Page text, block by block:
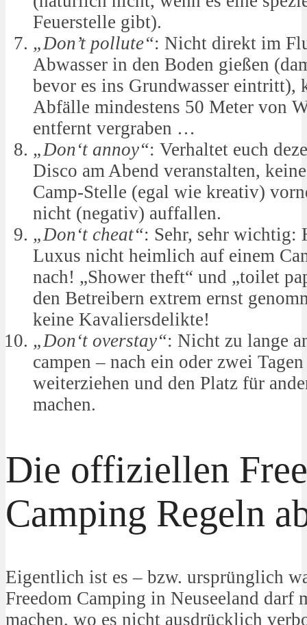
Feuerstelle gibt).
„Don’t pollute“: Nicht direkt im
Abwasser in den Boden gießen
bevor es ins Grundwasser eintritt),
Abfälle mindestens 50 Meter von
entfernt vergraben …
„Don‘t annoy“: Verhaltet euch
Disco am Abend veranstalten,
Camp-Stelle (egal wie kreativ)
nicht (negativ) auffallen.
„Don‘t cheat“: Sehr, sehr wichtig:
Luxus nicht heimlich auf einem
nach! „Shower theft“ und „toilet
den Betreibern extrem ernst
keine Kavaliersdelikte!
„Don‘t overstay“: Nicht zu lange
campen – nach ein oder zwei
weiterziehen und den Platz für
machen.
Die offiziellen
Camping Regeln
Eigentlich ist es – bzw. ursprünglich
Freedom Camping in Neuseeland darf
machen, wo es nicht ausdrücklich